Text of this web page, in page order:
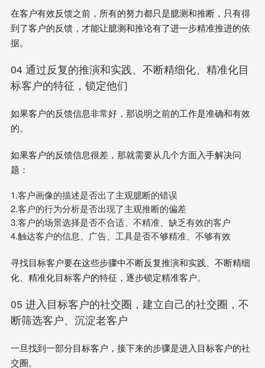
在客户有效反馈之前，所有的努力都只是臆测和推断，只有得
到了客户的反馈，才能让臆测和推论有了进一步精准推进的依
据。
04 通过反复的推演和实践、不断精细化、精准化目
标客户的特征，锁定他们
如果客户的反馈信息非常好，那说明之前的工作是准确和有效
的。
如果客户的反馈信息很差，那就需要从几个方面入手解决问
题：
1.客户画像的描述是否出了主观臆断的错误
2.客户的行为分析是否出现了主观推断的偏差
3.客户的场景选择是否不合适、不精准、缺乏有效的客户
4.触达客户的信息、广告、工具是否不够精准、不够有效
寻找目标客户要在这些步骤中不断反复推演和实践、不断精细
化、精准化目标客户的特征，逐步锁定精准客户。
05 进入目标客户的社交圈，建立自己的社交圈，不
断筛选客户、沉淀老客户
一旦找到一部分目标客户，接下来的步骤是进入目标客户的社
交圈。